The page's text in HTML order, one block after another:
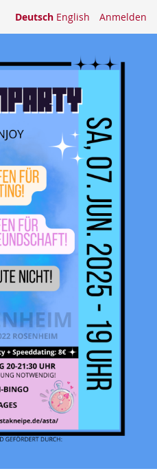
Deutsch English Anmelden